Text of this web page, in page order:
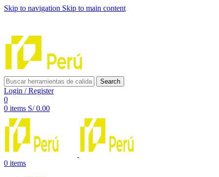
Skip to navigation Skip to main content
Search
Login / Register
0
0 items S/0.00
0 items